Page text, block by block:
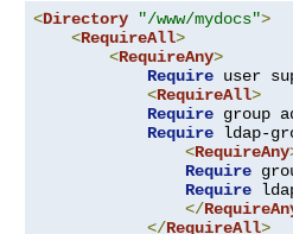
<Directory "/www/mydocs">
<RequireAll>
<RequireAny>
Require user
<RequireAll>
Require group
Require ldap-
<RequireAny
Require
Require
</
</RequireAll>